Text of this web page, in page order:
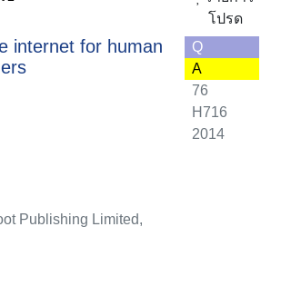
โปรด
internet for human
Publishing Limited,
Q
A
76
H716
2014